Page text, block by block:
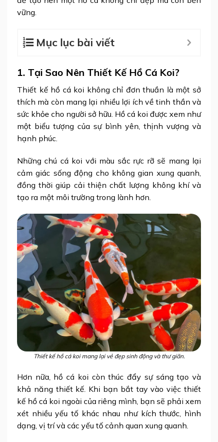
vững.
Mục lục bài viết
1. Tại Sao Nên Thiết Kế Hồ Cá Koi?
Thiết kế hồ cá koi không chỉ đơn thuần là một sở
thích mà còn mang lại nhiều lợi ích về tinh thần và
sức khỏe cho người sở hữu. Hồ cá koi được xem như
một biểu tượng của sự bình yên, thịnh vượng và
hạnh phúc.
Những chú cá koi với màu sắc rực rỡ sẽ mang lại
cảm giác sống động cho không gian xung quanh,
đồng thời giúp cải thiện chất lượng không khí và
tạo ra một môi trường trong lành hơn.
Thiết kế hồ cá koi mang lại vẻ đẹp sinh động và thư giãn.
Hơn nữa, hồ cá koi còn thúc đẩy sự sáng tạo và
khả năng thiết kế. Khi bạn bắt tay vào việc thiết
kế hồ cá koi ngoài của riêng mình, bạn sẽ phải xem
xét nhiều yếu tố khác nhau như kích thước, hình
dạng, vị trí và các yếu tố cảnh quan xung quanh.